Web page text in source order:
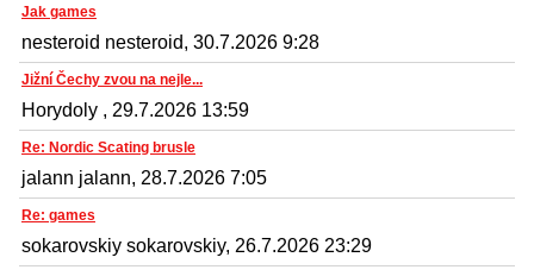
Jak games
nesteroid nesteroid, 30.7.2026 9:28
Jižní Čechy zvou na nejle...
Horydoly , 29.7.2026 13:59
Re: Nordic Scating brusle
jalann jalann, 28.7.2026 7:05
Re: games
sokarovskiy sokarovskiy, 26.7.2026 23:29